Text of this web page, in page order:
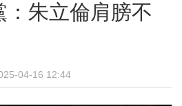
朱立倫肩膀不
04-16 12:44